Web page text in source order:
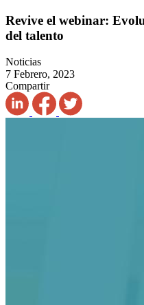
Revive el webinar:
del talento
Noticias
7 Febrero, 2023
Compartir